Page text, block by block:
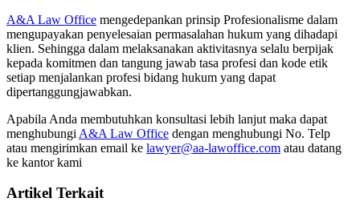
A&A Law Office mengedepankan prinsip Profesionalisme dalam
mengupayakan penyelesaian permasalahan hukum yang dihadapi
klien. Sehingga dalam melaksanakan aktivitasnya selalu berpijak
kepada komitmen dan tangung jawab tasa profesi dan kode etik
setiap menjalankan profesi bidang hukum yang dapat
dipertanggungjawabkan.
Apabila Anda membutuhkan konsultasi lebih lanjut maka dapat
menghubungi A&A Law Office dengan menghubungi No. Telp
atau mengirimkan email ke lawyer@aa-lawoffice.com atau datang
ke kantor kami
Artikel Terkait